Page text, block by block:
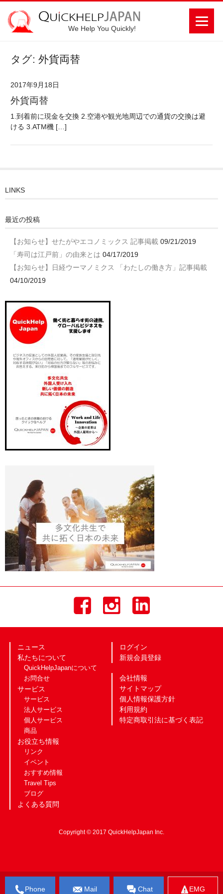
We Help You Quickly!
タグ: 外貨両替
2017年9月18日
外貨両替
1.到着前に現金を交換 2.空港や観光地周辺での通貨の交換は避
ける 3.ATM機 […]
LINKS
最近の投稿
【お知らせ】せたがやエコノミックス 記事掲載 09/21/2019
「寿司は江戸前」の由来とは 04/17/2019
【お知らせ】日経ウーマノミクス 「わたしの働き方」記事掲載
04/10/2019
Phone Mail Chat EMG
ニュース
私たちについて
QuickHelpJapanについて
お問合せ
サービス
サービス
法人サービス
個人サービス
商品
お役立ち情報
リンク
イベント
おすすめ情報
Travel Tips
ブログ
よくある質問
ログイン
新規会員登録
会社情報
サイトマップ
個人情報保護方針
利用規約
特定商取引法に基づく表記
Copyright © 2017 QuickHelpJapan Inc.